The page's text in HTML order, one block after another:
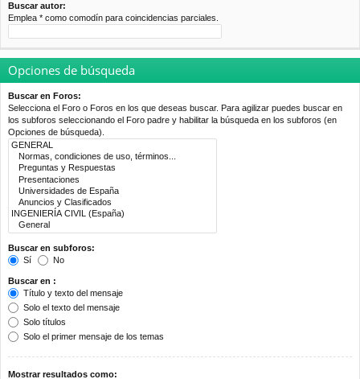
Buscar autor:
Emplea * como comodín para coincidencias parciales.
Opciones de búsqueda
Buscar en Foros:
Selecciona el Foro o Foros en los que deseas buscar. Para agilizar puedes buscar en
los subforos seleccionando el Foro padre y habilitar la búsqueda en los subforos (en
Opciones de búsqueda).
Buscar en subforos:
Sí
No
Buscar en :
Título y texto del mensaje
Solo el texto del mensaje
Solo títulos
Solo el primer mensaje de los temas
Mostrar resultados como: